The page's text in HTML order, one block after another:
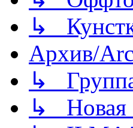
↳
Архив/
↳
↳ Новая